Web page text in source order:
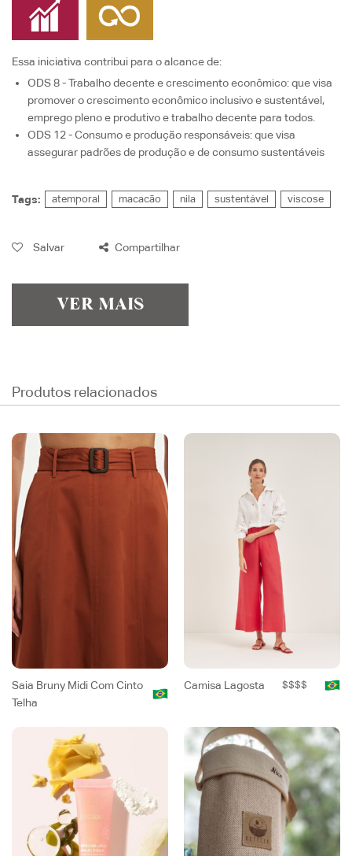
Essa iniciativa contribui para o alcance de:
ODS 8 - Trabalho decente e crescimento econômico: que visa
promover o crescimento econômico inclusivo e sustentável,
emprego pleno e produtivo e trabalho decente para todos.
ODS 12 - Consumo e produção responsáveis: que visa
assegurar padrões de produção e de consumo sustentáveis
Tags: atemporal macacão nila sustentável viscose
Salvar Compartilhar
VER MAIS
Produtos relacionados
Saia Bruny Midi Com Cinto
Telha
Camisa Lagosta $$$$